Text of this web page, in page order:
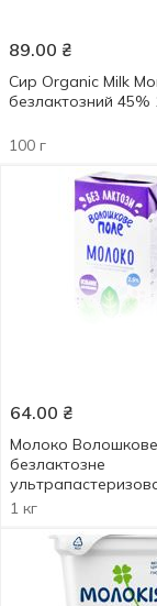
89.00 ₴
Сир Organic Milk
безлактозний 45%
100 г
64.00 ₴
Молоко
безлактозне
1кг
1 кг